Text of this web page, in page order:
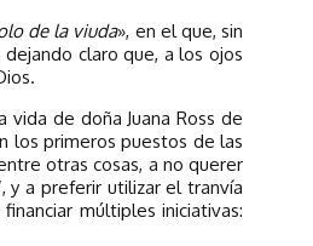
de la viuda», en el que, sin
claro que, a los ojos
de doña Juana Ross de
los primeros puestos de las
otras cosas, a no querer
y a preferir utilizar el tranvía
múltiples iniciativas: